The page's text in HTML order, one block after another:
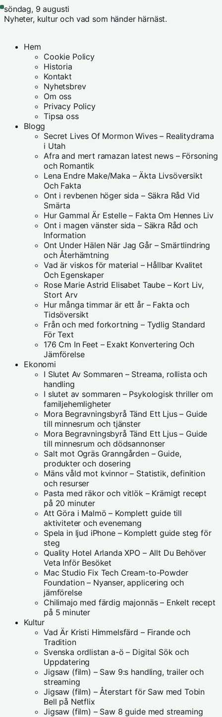
söndag, 9 augusti
Nyheter, kultur och vad som händer härnäst.
Hem
Cookie Policy
Historia
Kontakt
Nyhetsbrev
Om oss
Privacy Policy
Tipsa oss
Blogg
Secret Lives Of Mormon Wives – Realitydrama
i Utah
Afra and mert ramazan latest news – Försoning
och Romantik
Lena Endre Make/Maka – Äkta Livsöversikt
Och Fakta
Ont i revbenen höger sida – Säkra Råd Vid
Smärta
Hur Gammal Är Estelle – Fakta Om Hennes Liv
Ont i magen vänster sida – Säkra Råd och
Information
Ont Under Hälen När Jag Går – Smärtlindring
och Återhämtning
Vad är viskos för material – Hållbar Kvalitet
Och Egenskaper
Rose Marie Astrid Elisabet Taube – Kort Liv,
Stort Arv
Hur många timmar är ett år – Fakta och
Tidsöversikt
Från och med forkortning – Tydlig Standard
För Text
176 Cm In Feet – Exakt Konvertering Och
Jämförelse
Ekonomi
I Slutet Av Sommaren – Streama, rollista och
handling
I slutet av sommaren – Psykologisk thriller om
familjehemligheter
Mora Begravningsbyrå Tänd Ett Ljus – Guide
till minnesrum och tjänster
Mora Begravningsbyrå Tänd Ett Ljus – Guide
till minnesrum och dödsannonser
Salt mot Ogräs Granngården – Guide,
produkter och dosering
Mäns våld mot kvinnor – Statistik, definition
och resurser
Pasta med räkor och vitlök – Krämigt recept
på 20 minuter
Att Göra i Malmö – Komplett guide till
aktiviteter och evenemang
Spela in ljud iPhone – Komplett guide steg för
steg
Quality Hotel Arlanda XPO – Allt Du Behöver
Veta Inför Besöket
Mac Studio Fix Tech Cream-to-Powder
Foundation – Nyanser, applicering och
jämförelse
Chilimajo med färdig majonnäs – Enkelt recept
på 5 minuter
Kultur
Vad Är Kristi Himmelsfärd – Firande och
Tradition
Svenska ordlistan a-ö – Digital Sök och
Uppdatering
Jigsaw (film) – Saw 9:s handling, trailer och
streaming
Jigsaw (film) – Återstart för Saw med Tobin
Bell på Netflix
Jigsaw (film) – Saw 8 guide med streaming